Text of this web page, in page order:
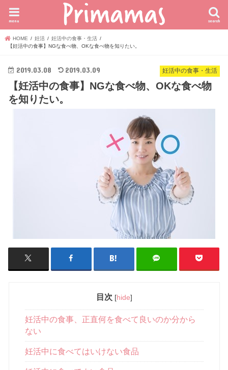
search
menu
HOME 妊活
妊活中の食事・生活
【妊活中の食事】NGな食べ物、OKな食べ物を知りたい。
妊活中の食事・生活
2019.03.08 2019.03.09
【妊活中の食事】NGな食べ物、OKな食べ物
を知りたい。
目次 [hide]
妊活中の食事、正直何を食べて良いのか分から
ない
妊活中に食べてはいけない食品